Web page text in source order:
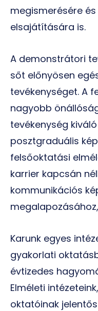
megismerésére
elsajátítására is.
A demonstrátori
sőt előnyösen
tevékenységet. A
nagyobb
tevékenység
posztgraduális
felsőoktatási
karrier kapcsán
kommunikációs
Karunk egyes
gyakorlati
évtizedes
Elméleti
oktatóinak